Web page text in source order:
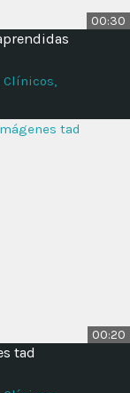
00:30
Clínicos,
00:20
tad